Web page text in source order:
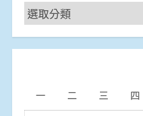
新
聞
分
一 二 三 四